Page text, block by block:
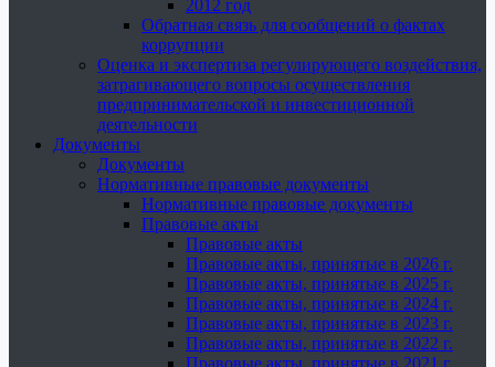
2012 год
Обратная связь для сообщений о фактах
коррупции
Оценка и экспертиза регулирующего воздействия,
затрагивающего вопросы осуществления
предпринимательской и инвестиционной
деятельности
Документы
Документы
Нормативные правовые документы
Нормативные правовые документы
Правовые акты
Правовые акты
Правовые акты, принятые в 2026 г.
Правовые акты, принятые в 2025 г.
Правовые акты, принятые в 2024 г.
Правовые акты, принятые в 2023 г.
Правовые акты, принятые в 2022 г.
Правовые акты, принятые в 2021 г.